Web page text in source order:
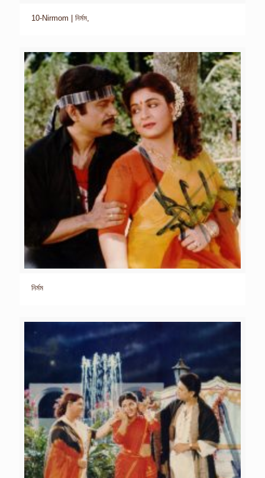
10-Nirmom | নির্মম,
নির্মম